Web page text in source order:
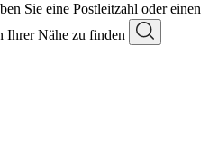
Sie eine Postleitzahl oder einen
Ihrer Nähe zu finden